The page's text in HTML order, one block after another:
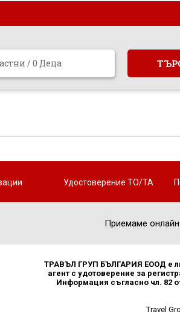
/ 0 Деца
Удостоверение ТО/ТА
Приемаме
ТРАВЪЛ ГРУП БЪЛГАРИЯ ЕООД е
агент с удотоверение за
Информация съгласно чл. 82
Travel